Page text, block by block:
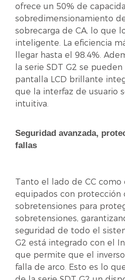
ofrece un 50% de
sobredimensionamiento
sobrecarga de CA, lo que
inteligente. La eficiencia
llegar hasta el 98.4%.
la serie SDT G2 se
pantalla LCD brillante
que la interfaz de usuario
intuitiva.
Seguridad avanzada,
fallas
Tanto el lado de CC como
equipados con protección
sobretensiones para
sobretensiones,
seguridad de todo el
G2 está integrado con el
que permite que el
falla de arco. Esto es lo